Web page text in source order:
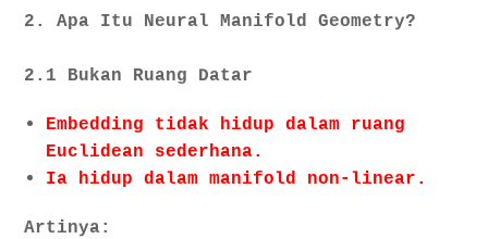
2. Apa Itu Neural Manifold Geometry?
2.1 Bukan Ruang Datar
Embedding tidak hidup dalam ruang
Euclidean sederhana.
Ia hidup dalam manifold non-linear.
Artinya: